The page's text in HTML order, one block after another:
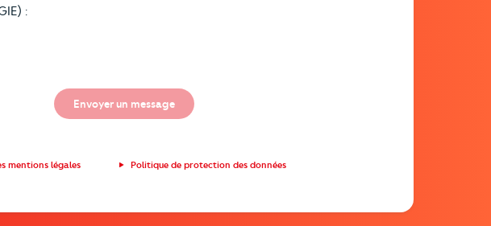
:
Envoyer un message
mentions légales Politique de protection des données